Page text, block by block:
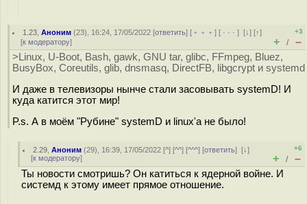
1.23 ,Аноним (23), 16:24, 17/05/2022 [ответить] [ ﹢﹢﹢] [ · · ·][↓] [↑]
[к модератору]
+3
+ / –
>Linux, U-Boot, Bash, gawk, GNU tar, glibc, FFmpeg, Bluez,
BusyBox, Coreutils, glib, dnsmasq, DirectFB, libgcrypt и systemd
И даже в телевизоры нынче стали засовывать systemD! И
куда катится этот мир!
P.s. А в моём "Рубине" systemD и linux'а не было!
2.29 ,Аноним (29), 16:39, 17/05/2022 [^] [^^] [^^^] [ответить][↓]
[к модератору]
+6
+ / –
Ты новости смотришь? Он катиться к ядерной войне. И
системд к этому имеет прямое отношение.